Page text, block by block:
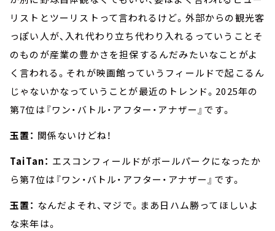
リストとツーリストって言われるけど。外部からの観光客
っぽい人が、入れ代わり立ち代わり入れるっていうことそ
のものが産業の豊かさを担保するんだみたいなことがよ
く言われる。それが映画館っていうフィールドで起こるん
じゃないかなっていうことが最近のトレンド。2025年の
第7位は『ワン・バトル・アフター・アナザー』です。
玉置： 関係ないけどね！
TaiTan： エスコンフィールドがボールパークになったか
ら第7位は『ワン・バトル・アフター・アナザー』です。
玉置： なんだよそれ、マジで。まあ日ハム勝ってほしいよ
な来年は。